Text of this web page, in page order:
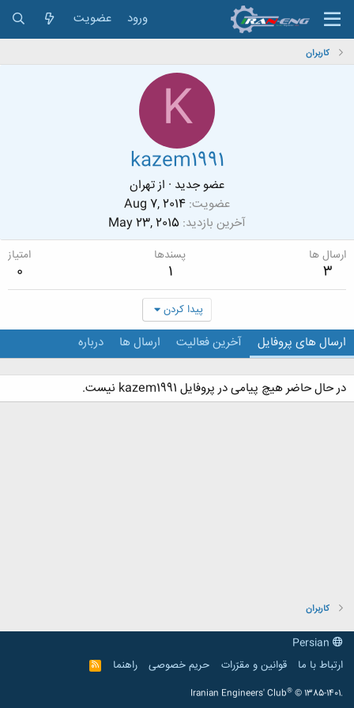
ورود عضویت
کاربران
K
kazem1991
عضو جدید · ازتهران
عضویت Aug 7, 2014
آخرین بازدید May 23, 2015
ارسال ها
3
پسندها
1
امتیاز
0
پیدا کردن
ارسال های پروفایل آخرین فعالیت ارسال ها درباره
در حال حاضر هیچ پیامی در پروفایل kazem1991 نیست.
کاربران
ارتباط با ما
قوانین و مقرّرات حریم خصوصی راهنما
R
S
Iranian Engineers' Club® © 1385-1401.